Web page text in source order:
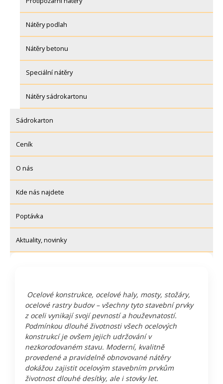
Nátěry podlah
Nátěry betonu
Speciální nátěry
Nátěry sádrokartonu
Sádrokarton
Ceník
O nás
Kde nás najdete
Poptávka
Aktuality, novinky
Ocelové konstrukce, ocelové haly, mosty, stožáry,
ocelové rastry budov – všechny tyto stavební prvky
z oceli vynikají svojí pevností a houževnatostí.
Podmínkou dlouhé životnosti všech ocelových
konstrukcí je ovšem jejich udržování v
nezkorodovaném stavu. Moderní, kvalitně
provedené a pravidelně obnovované nátěry
dokážou zajistit ocelovým stavebním prvkům
životnost dlouhé desítky, ale i stovky let.